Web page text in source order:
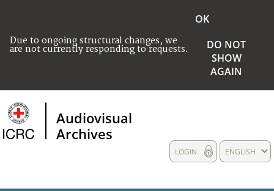
Due to ongoing structural changes, we
are not currently responding to requests.
OK
DO NOT
SHOW
AGAIN
Audiovisual
Archives
ENGLISH
LOGIN